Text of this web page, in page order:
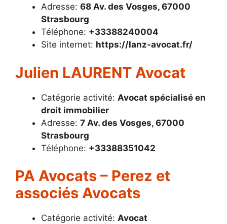
Adresse: 68 Av. des Vosges, 67000
Strasbourg
Téléphone: +33388240004
Site internet: https://lanz-avocat.fr/
Julien LAURENT Avocat
Catégorie activité: Avocat spécialisé en
droit immobilier
Adresse: 7 Av. des Vosges, 67000
Strasbourg
Téléphone: +33388351042
PA Avocats – Perez et
associés Avocats
Catégorie activité: Avocat